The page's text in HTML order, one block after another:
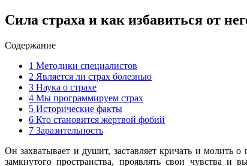
Сила страха и как избавиться от
Содержание
1 Методики специалистов
2 Является ли страх болезнью
3 Наука о страхе
4 Мы программируем страх
5 Исторические факты
6 Кто становится жертвой фобий
7 Заразительность
Он захватывает и душит, заставляет кричать и
замкнутого пространства, проявлять свои чувства и